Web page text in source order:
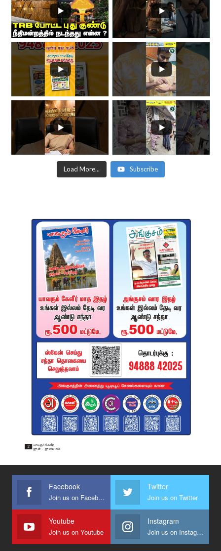
Load More... Subscribe
Facebook
Join us on Facebook
Twitter
Join us on Twitter
Youtube
Join us on Youtube
Instagram
Join us on Instagram